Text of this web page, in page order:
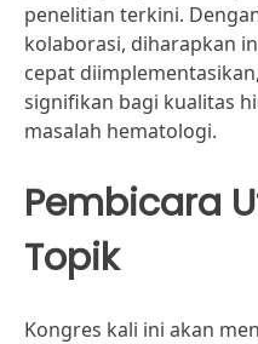
penelitian terkini.
kolaborasi, diharapkan
cepat
signifikan bagi kualitas
masalah hematologi.
Pembicara
Topik
Kongres kali ini akan